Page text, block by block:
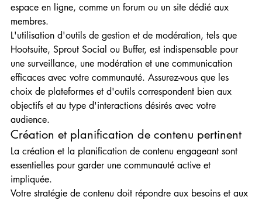
espace en ligne, comme un forum ou un site dédié aux
membres.
L'utilisation d'outils de gestion et de modération, tels que
Hootsuite, Sprout Social ou Buffer, est indispensable pour
une surveillance, une modération et une communication
efficaces avec votre communauté. Assurez-vous que les
choix de plateformes et d'outils correspondent bien aux
objectifs et au type d'interactions désirés avec votre
audience.
Création et planification de contenu pertinent
La création et la planification de contenu engageant sont
essentielles pour garder une communauté active et
impliquée.
Votre stratégie de contenu doit répondre aux besoins et aux